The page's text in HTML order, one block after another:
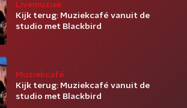
Livemuziek
Kijk terug: Muziekcafé vanuit de
studio met Blackbird
Muziekcafé
Kijk terug: Muziekcafé vanuit de
studio met Blackbird